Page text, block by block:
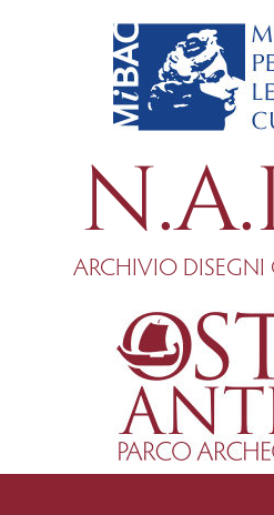
ARCHIVIO